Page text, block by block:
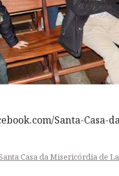
Santa-Casa-
Casa da Misericórdia de